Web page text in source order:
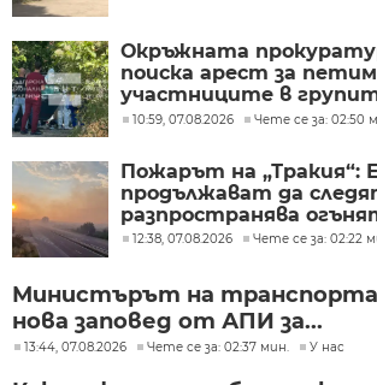
Окръжната
поиска арест за
участниците в
разбитата
10:59, 07.08.2026 Чете се за: 02:50
Пожарът на „Тракия“:
продължават да
разпространява
12:38, 07.08.2026 Чете се за: 02:22
Министърът на транспорта
нова заповед от АПИ за...
13:44, 07.08.2026 Чете се за: 02:37 мин. У нас